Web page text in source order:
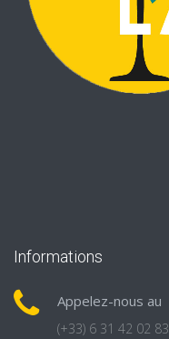
Informations
Appelez-nous au
(+33) 6 31 42 02 83